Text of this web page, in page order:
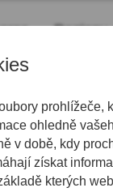
prohlížeče,
ohledně
v době, kdy
získat
kterých
Regiony
školy